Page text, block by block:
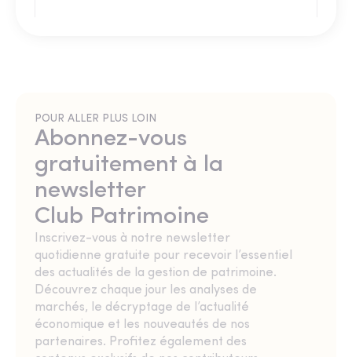
POUR ALLER PLUS LOIN
Abonnez-vous
gratuitement à la
newsletter
Club Patrimoine
Inscrivez-vous à notre newsletter
quotidienne gratuite pour recevoir l’essentiel
des actualités de la gestion de patrimoine.
Découvrez chaque jour les analyses de
marchés, le décryptage de l’actualité
économique et les nouveautés de nos
partenaires. Profitez également des